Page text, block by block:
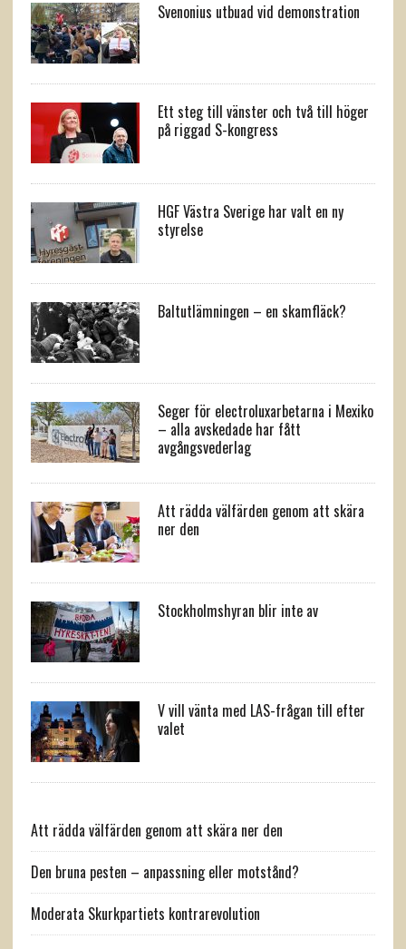
Svenonius utbuad vid demonstration
Ett steg till vänster och två till höger
på riggad S-kongress
HGF Västra Sverige har valt en ny
styrelse
Baltutlämningen – en skamfläck?
Seger för electroluxarbetarna i Mexiko
– alla avskedade har fått
avgångsvederlag
Att rädda välfärden genom att skära
ner den
Stockholmshyran blir inte av
V vill vänta med LAS-frågan till efter
valet
Att rädda välfärden genom att skära ner den
Den bruna pesten – anpassning eller motstånd?
Moderata Skurkpartiets kontrarevolution